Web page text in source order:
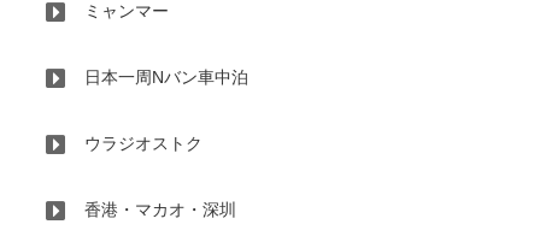
ミャンマー
日本一周Nバン車中泊
ウラジオストク
香港・マカオ・深圳